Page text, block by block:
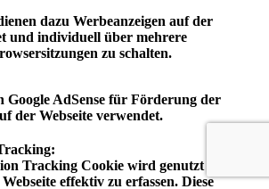
dazu Werbeanzeigen auf der
und individuell über mehrere
zu schalten.
Google AdSense für Förderung der
der Webseite verwendet.
Tracking Cookie wird genutzt um
effektiv zu erfassen. Diese